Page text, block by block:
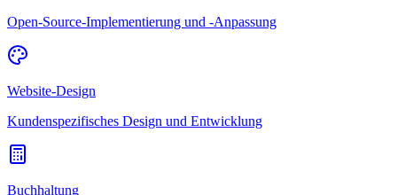
Open-Source-Implementierung und -Anpassung
Website-Design
Kundenspezifisches Design und Entwicklung
Buchhaltung